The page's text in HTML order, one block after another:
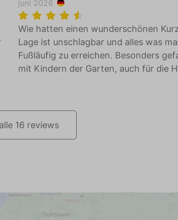
juni 2026
Wie hatten einen wunderschönen
Lage ist unschlagbar und alles was
Fußläufig zu erreichen. Besonders
mit Kindern der Garten, auch für die
16 reviews